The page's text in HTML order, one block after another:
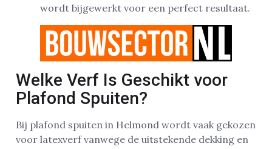
wordt bijgewerkt voor een perfect resultaat.
Welke Verf Is Geschikt voor
Plafond Spuiten?
Bij plafond spuiten in Helmond wordt vaak gekozen
voor latexverf vanwege de uitstekende dekking en